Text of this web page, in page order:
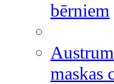
bērniem
maskas